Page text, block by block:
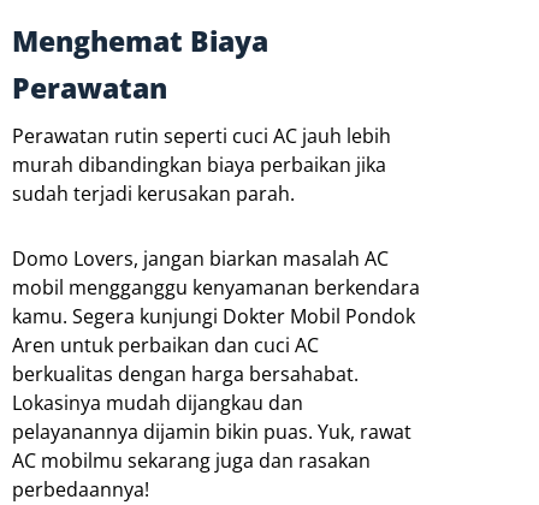
Menghemat Biaya
Perawatan
Perawatan rutin seperti cuci AC jauh lebih
murah dibandingkan biaya perbaikan jika
sudah terjadi kerusakan parah.
Domo Lovers, jangan biarkan masalah AC
mobil mengganggu kenyamanan berkendara
kamu. Segera kunjungi Dokter Mobil Pondok
Aren untuk perbaikan dan cuci AC
berkualitas dengan harga bersahabat.
Lokasinya mudah dijangkau dan
pelayanannya dijamin bikin puas. Yuk, rawat
AC mobilmu sekarang juga dan rasakan
perbedaannya!